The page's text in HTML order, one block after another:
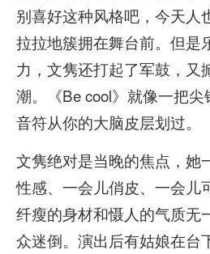
别喜好这种风格吧，今天人
拉拉地簇拥在舞台前。但是
力，文隽还打起了军鼓，又
潮。《Be cool》就像一把
音符从你的大脑皮层划过。
文隽绝对是当晚的焦点，她
性感、一会儿俏皮、一会儿
纤瘦的身材和慑人的气质无
众迷倒。演出后有姑娘在台